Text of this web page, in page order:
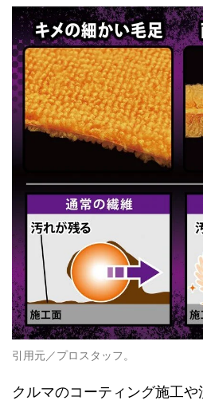
引用元／プロスタッフ。
クルマのコーティング施工